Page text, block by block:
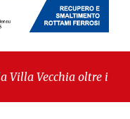
oltre i vandali: il